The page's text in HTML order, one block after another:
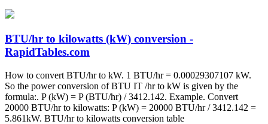
BTU/hr to kilowatts (kW) conversion -
RapidTables.com
How to convert BTU/hr to kW. 1 BTU/hr = 0.00029307107 kW.
So the power conversion of BTU IT /hr to kW is given by the
formula:. P (kW) = P (BTU/hr) / 3412.142. Example. Convert
20000 BTU/hr to kilowatts: P (kW) = 20000 BTU/hr / 3412.142 =
5.861kW. BTU/hr to kilowatts conversion table